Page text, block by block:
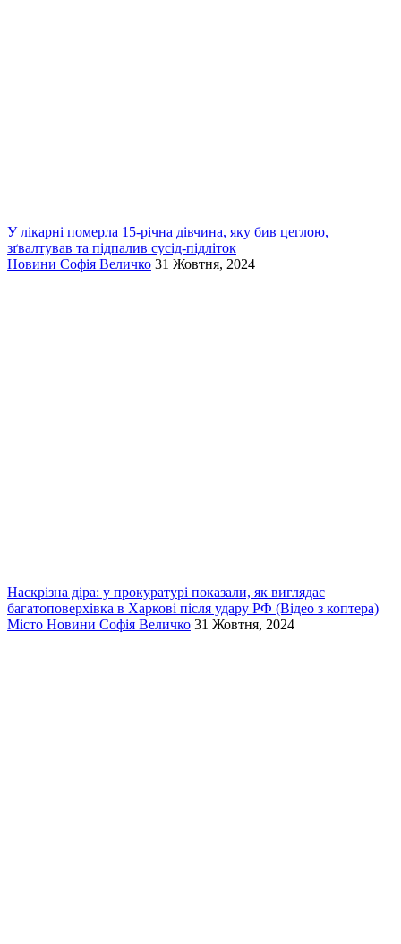
У лікарні померла 15-річна дівчина, яку бив цеглою,
зґвалтував та підпалив сусід-підліток
Новини Софія Величко 31 Жовтня, 2024
Наскрізна діра: у прокуратурі показали, як виглядає
багатоповерхівка в Харкові після удару РФ (Відео з коптера)
Місто Новини Софія Величко 31 Жовтня, 2024